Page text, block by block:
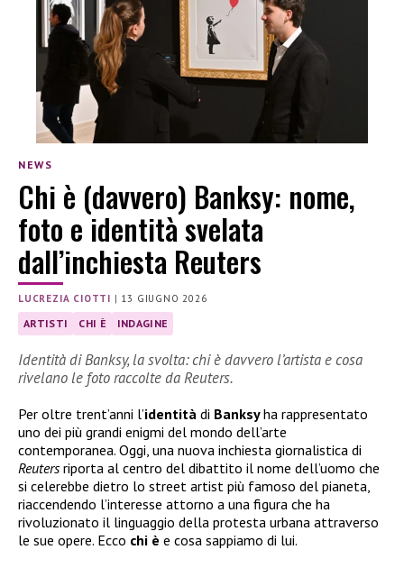
NEWS
Chi è (davvero) Banksy: nome,
foto e identità svelata
dall’inchiesta Reuters
LUCREZIA CIOTTI | 13 GIUGNO 2026
ARTISTI CHI È INDAGINE
Identità di Banksy, la svolta: chi è davvero l’artista e cosa
rivelano le foto raccolte da Reuters.
Per oltre trent’anni l’identità di Banksyha rappresentato
uno dei più grandi enigmi del mondo dell’arte
contemporanea. Oggi, una nuova inchiesta giornalistica di
Reutersriporta al centro del dibattito il nome dell’uomo che
si celerebbe dietro lo street artist più famoso del pianeta,
riaccendendo l’interesse attorno a una figura che ha
rivoluzionato il linguaggio della protesta urbana attraverso
le sue opere. Ecco chi è e cosa sappiamo di lui.